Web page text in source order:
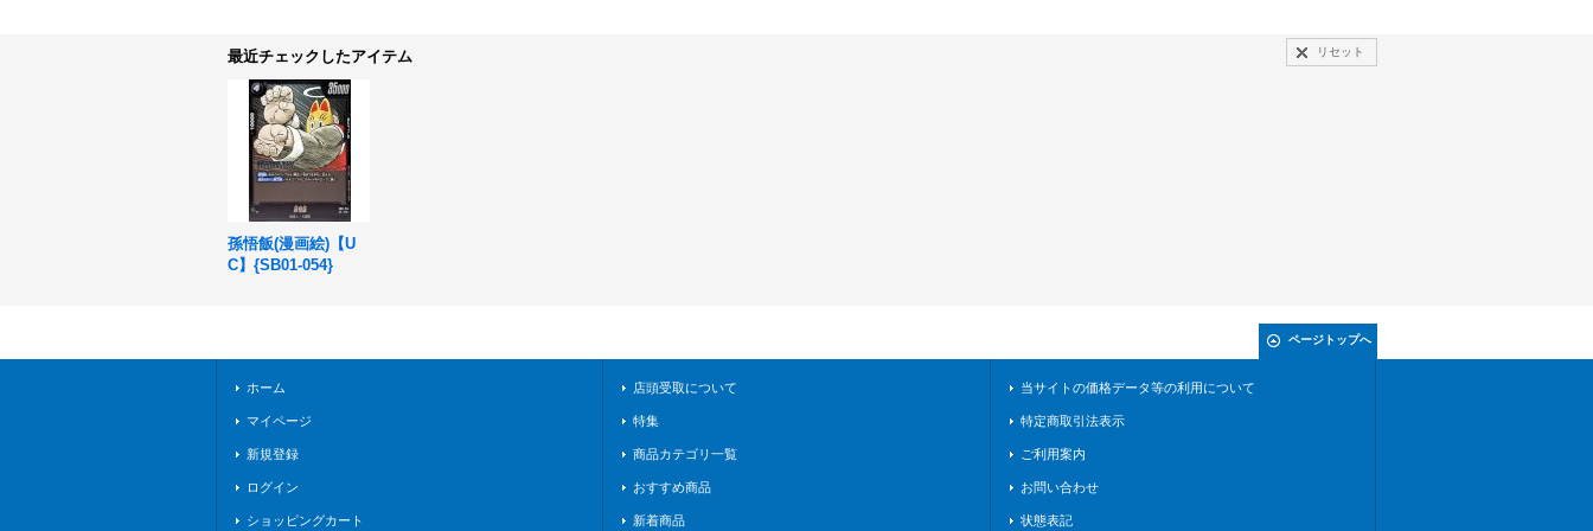
最近チェックしたアイテム リセット
孫悟飯(漫画絵)【U
C】{SB01-054}
ページトップへ
ホーム
マイページ
新規登録
ログイン
ショッピングカート
店頭受取について
特集
商品カテゴリ一覧
おすすめ商品
新着商品
当サイトの価格データ等の利用について
特定商取引法表示
ご利用案内
お問い合わせ
状態表記